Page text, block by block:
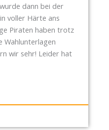
dann bei der
voller Härte ans
Piraten haben trotz
Wahlunterlagen
wir sehr! Leider hat